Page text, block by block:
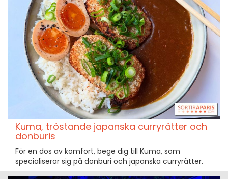
Kuma, tröstande japanska curryrätter och
donburis
För en dos av komfort, bege dig till Kuma, som
specialiserar sig på donburi och japanska curryrätter.